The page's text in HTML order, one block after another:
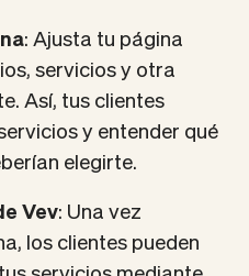
: Ajusta tu página
servicios y otra
Así, tus clientes
y entender qué
elegirte.
Vev: Una vez
los clientes pueden